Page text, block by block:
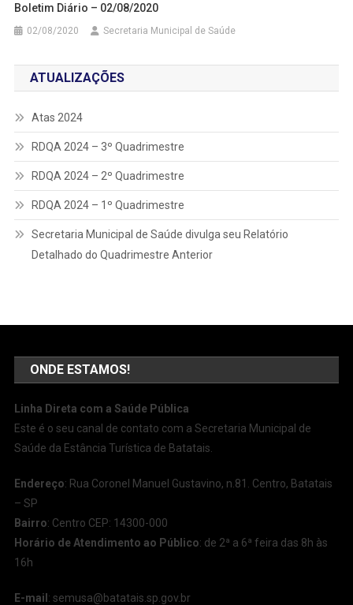
Boletim Diário – 02/08/2020
02/08/2020 Secretaria Municipal de Saúde
ATUALIZAÇÕES
Atas 2024
RDQA 2024 – 3º Quadrimestre
RDQA 2024 – 2º Quadrimestre
RDQA 2024 – 1º Quadrimestre
Secretaria Municipal de Saúde divulga seu Relatório
Detalhado do Quadrimestre Anterior
ONDE ESTAMOS!
Linha Direta com a Saúde Pública
Este é o seu canal de contato com a Secretaria Municipal de
Saúde da Estância Turística de Batatais.
Endereço: Rua Coronel Manuel Gustavino, n.81. Centro, Batatais
– SP
Bairro: Centro CEP: 14300-000
Horário de Atendimento ao Público: de 2ª a 6ª feira das 8h às
16h
E-mail :semusa@batatais.sp.gov.br